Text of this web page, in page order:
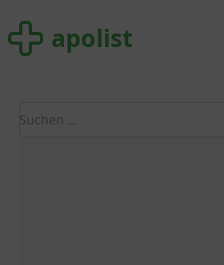
apolist apolist